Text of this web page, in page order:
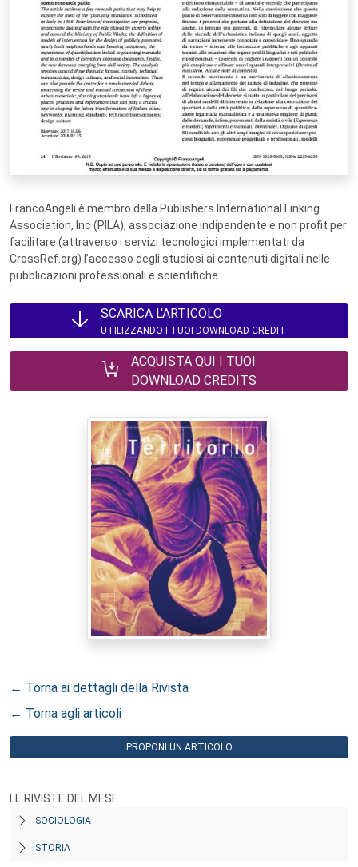
FrancoAngeli è membro della Publishers International Linking
Association, Inc (PILA), associazione indipendente e non profit per
facilitare (attraverso i servizi tecnologici implementati da
CrossRef.org) l’accesso degli studiosi ai contenuti digitali nelle
pubblicazioni professionali e scientifiche.
SCARICA L'ARTICOLO
UTILIZZANDO I TUOI DOWNLOAD CREDIT
ACQUISTA QUI I TUOI
DOWNLOAD CREDITS
← Torna ai dettagli della Rivista
← Torna agli articoli
PROPONI UN ARTICOLO
LE RIVISTE DEL MESE
SOCIOLOGIA
STORIA